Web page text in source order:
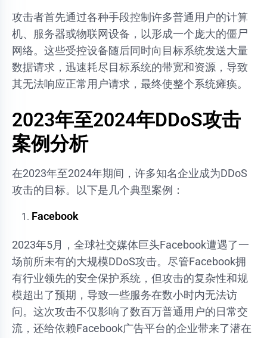
攻击者首先通过各种手段控制许多普通用户的计算
机、服务器或物联网设备，以形成一个庞大的僵尸
网络。这些受控设备随后同时向目标系统发送大量
数据请求，迅速耗尽目标系统的带宽和资源，导致
其无法响应正常用户请求，最终使整个系统瘫痪。
2023年至2024年DDoS攻击
案例分析
在2023年至2024年期间，许多知名企业成为DDoS
攻击的目标。以下是几个典型案例：
Facebook
2023年5月，全球社交媒体巨头Facebook遭遇了一
场前所未有的大规模DDoS攻击。尽管Facebook拥
有行业领先的安全保护系统，但攻击的复杂性和规
模超出了预期，导致一些服务在数小时内无法访
问。这次攻击不仅影响了数百万普通用户的日常交
流，还给依赖Facebook广告平台的企业带来了潜在